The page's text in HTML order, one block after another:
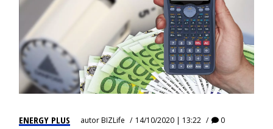
ENERGY PLUS autorBIZLife 14/10/2020 | 13:22 0